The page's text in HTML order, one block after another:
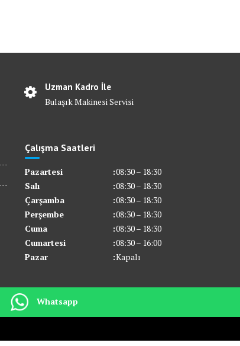
Uzman Kadro İle
Bulaşık Makinesi Servisi
Çalışma Saatleri
Pazartesi :08:30 – 18:30
Salı
:08:30 – 18:30
Çarşamba
:08:30 – 18:30
Perşembe
:08:30 – 18:30
Cuma
:08:30 – 18:30
Cumartesi
:08:30 – 16:00
Pazar
:Kapalı
Whatsapp